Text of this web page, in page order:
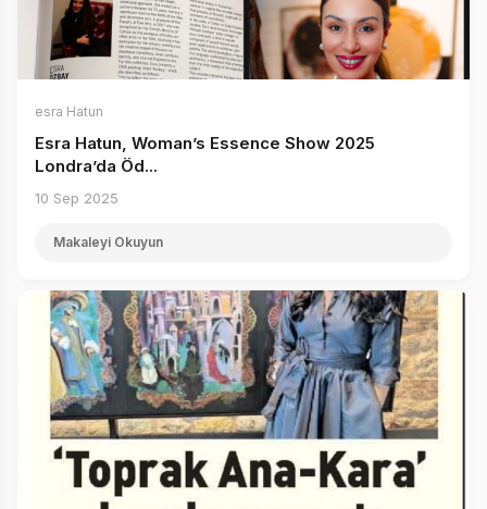
esra Hatun
Esra Hatun, Woman’s Essence Show 2025
Londra’da Öd...
10 Sep 2025
Makaleyi Okuyun